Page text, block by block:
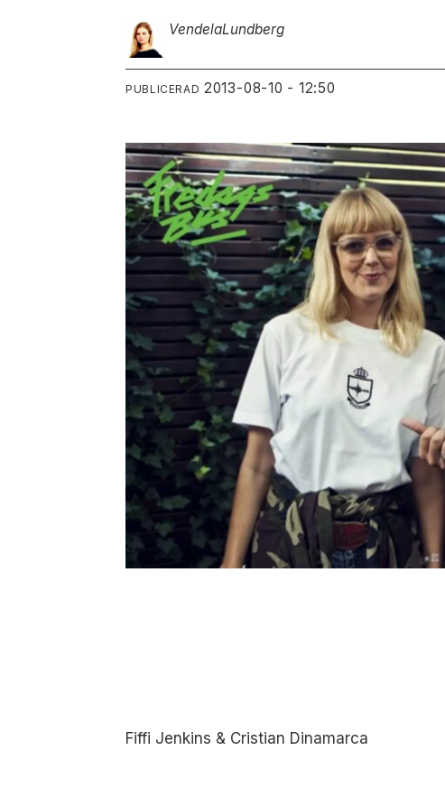
VendelaLundberg
PUBLICERAD 2013-08-10 - 12:50
Fiffi Jenkins & Cristian Dinamarca